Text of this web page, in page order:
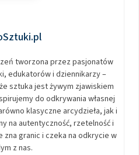
tworzona przez pasjonatów
edukatorów i dziennikarzy –
sztuka jest żywym zjawiskiem
do odkrywania własnej
klasyczne arcydzieła, jak i
na autentyczność, rzetelność i
granic i czeka na odkrycie w
z nas.